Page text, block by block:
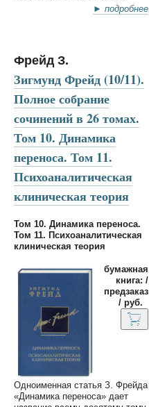
► подробнее
Фрейд З.
Зигмунд Фрейд (10/11).
Полное собрание
сочинений в 26 томах.
Том 10. Динамика
переноса. Том 11.
Психоаналитическая
клиническая теория
Том 10. Динамика переноса.
Том 11. Психоаналитическая
клиническая теория
бумажная
книга: /
предзаказ
/ руб.
Одноименная статья З. Фрейда
«Динамика переноса» дает